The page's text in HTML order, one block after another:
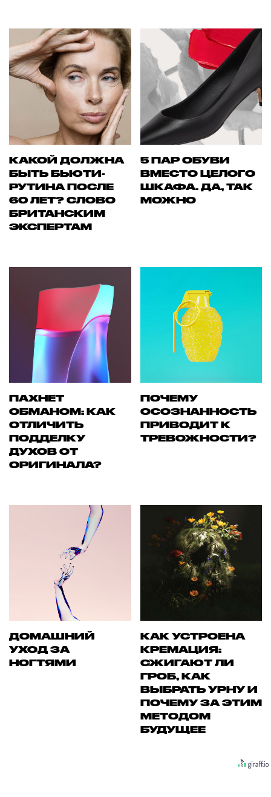
КАКОЙ ДОЛЖНА
БЫТЬ БЬЮТИ-
РУТИНА ПОСЛЕ
60 ЛЕТ? СЛОВО
БРИТАНСКИМ
ЭКСПЕРТАМ
5 ПАР ОБУВИ
ВМЕСТО ЦЕЛОГО
ШКАФА. ДА, ТАК
МОЖНО
ПАХНЕТ
ОБМАНОМ: КАК
ОТЛИЧИТЬ
ПОДДЕЛКУ
ДУХОВ ОТ
ОРИГИНАЛА?
ПОЧЕМУ
ОСОЗНАННОСТЬ
ПРИВОДИТ К
ТРЕВОЖНОСТИ?
ДОМАШНИЙ
УХОД ЗА
НОГТЯМИ
КАК УСТРОЕНА
КРЕМАЦИЯ:
СЖИГАЮТ ЛИ
ГРОБ, КАК
ВЫБРАТЬ УРНУ И
ПОЧЕМУ ЗА ЭТИМ
МЕТОДОМ
БУДУЩЕЕ